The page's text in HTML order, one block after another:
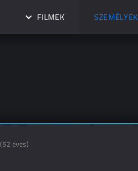
FILMEK SZEMÉLYEK
(52 éves)